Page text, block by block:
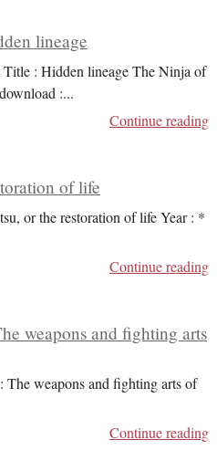
lineage
: Hidden lineage The Ninja of
:...
Continue reading
of life
or the restoration of life Year : *
Continue reading
weapons and fighting arts
weapons and fighting arts of
Continue reading